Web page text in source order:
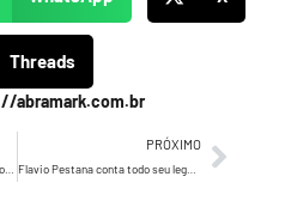
Threads
abramark.com.br
PRÓXIMO
Flavio Pestana conta todo seu legado em grandes veículos